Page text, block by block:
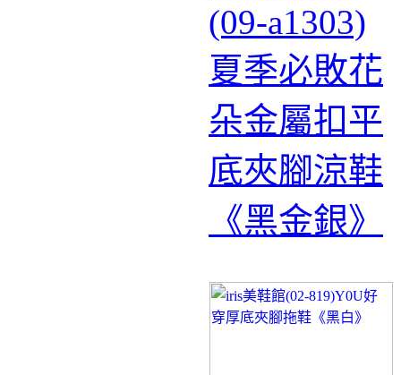
(09-a1303)
夏季必敗花
朵金屬扣平
底夾腳涼鞋
《黑金銀》